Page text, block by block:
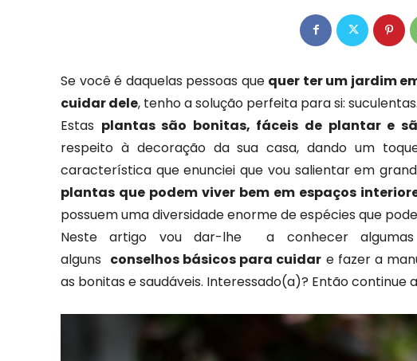
Se você é daquelas pessoas que quer ter um jardim
cuidar dele, tenho a solução perfeita para si: suculentas.
Estas plantas são bonitas, fáceis de plantar e
respeito à decoração da sua casa, dando um
característica que enunciei que vou salientar em
plantas que podem viver bem em espaços
possuem uma diversidade enorme de espécies que
Neste artigo vou dar-lhe a conhecer
alguns conselhos básicos para cuidar e fazer a
as bonitas e saudáveis. Interessado(a)? Então continue